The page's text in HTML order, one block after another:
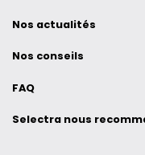
Nos actualités
Nos conseils
FAQ
Selectra nous